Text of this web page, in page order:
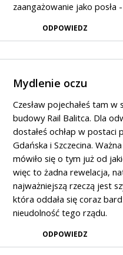
zaangażowanie jako posła
ODPOWIEDZ
Mydlenie oczu
Czesław pojechałeś tam w
budowy Rail Balitca. Dla
dostałeś ochłap w postaci
Gdańska i Szczecina.
mówiło się o tym już od
więc to żadna rewelacja,
najważniejszą rzeczą jest
która oddała się coraz
nieudolność tego rządu.
ODPOWIEDZ